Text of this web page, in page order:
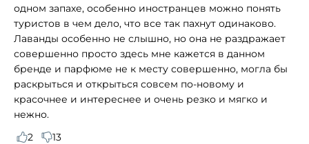
одном запахе, особенно иностранцев можно понять
туристов в чем дело, что все так пахнут одинаково.
Лаванды особенно не слышно, но она не раздражает
совершенно просто здесь мне кажется в данном
бренде и парфюме не к месту совершенно, могла бы
раскрыться и открыться совсем по-новому и
красочнее и интереснее и очень резко и мягко и
нежно.
2
13